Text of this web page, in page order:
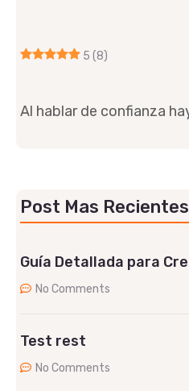
5 (8)
Al hablar de confianza
Post Mas Recientes
Guía Detallada para
No Comments
Test rest
No Comments